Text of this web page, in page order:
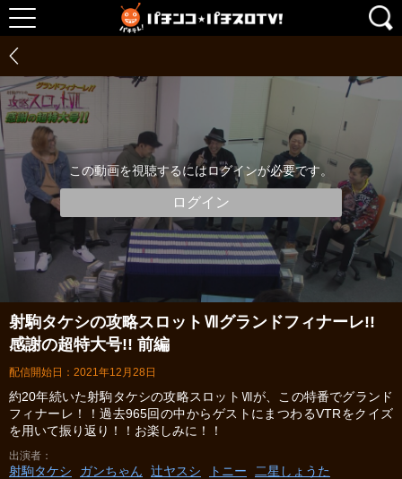
この動画を視聴するにはログインが必要です。
ログイン
射駒タケシの攻略スロットⅦグランドフィナーレ!!
感謝の超特大号!! 前編
配信開始日：2021年12月28日
約20年続いた射駒タケシの攻略スロットⅦが、この特番でグランド
フィナーレ！！過去965回の中からゲストにまつわるVTRをクイズ
を用いて振り返り！！お楽しみに！！
出演者
射駒タケシ ガンちゃん 辻ヤスシ トニー 二星しょうた